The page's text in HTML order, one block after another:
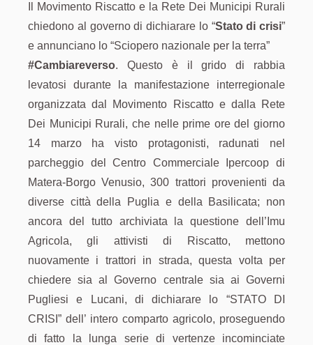
Il Movimento Riscatto e la Rete Dei Municipi Rurali
chiedono al governo di dichiarare lo “Stato di crisi”
e annunciano lo “Sciopero nazionale per la terra”
#Cambiareverso. Questo è il grido di rabbia
levatosi durante la manifestazione interregionale
organizzata dal Movimento Riscatto e dalla Rete
Dei Municipi Rurali, che nelle prime ore del giorno
14 marzo ha visto protagonisti, radunati nel
parcheggio del Centro Commerciale Ipercoop di
Matera-Borgo Venusio, 300 trattori provenienti da
diverse città della Puglia e della Basilicata; non
ancora del tutto archiviata la questione dell’Imu
Agricola, gli attivisti di Riscatto, mettono
nuovamente i trattori in strada, questa volta per
chiedere sia al Governo centrale sia ai Governi
Pugliesi e Lucani, di dichiarare lo “STATO DI
CRISI” dell’ intero comparto agricolo, proseguendo
di fatto la lunga serie di vertenze incominciate